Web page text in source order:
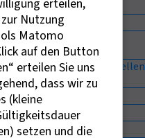
Netzwerk
Enterprise Europe
Network (EEN)
Auftragsberatungsstellen
in Deutschland
wurde aus
erteilen,
Nutzung
Matomo
auf den Button
erteilen Sie uns
dass wir zu
(kleine
setzen und die